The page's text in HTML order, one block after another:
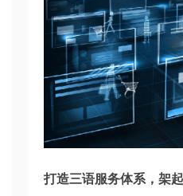
打造三语服务体系，架